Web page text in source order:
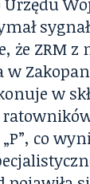
że ZRM z
w
co